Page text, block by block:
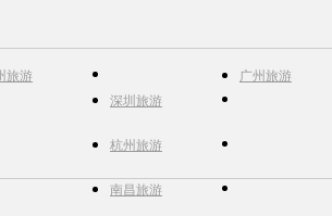
旅游 广州旅游
深圳旅游
杭州旅游
南昌旅游